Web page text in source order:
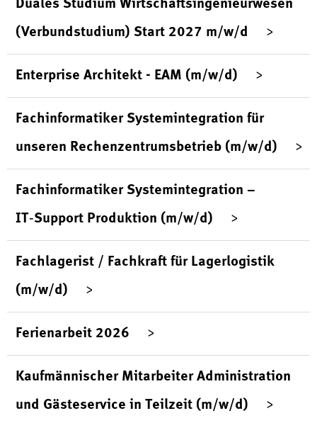
Duales Studium Wirtschaftsingenieurwesen
(Verbundstudium) Start 2027 m/w/d
Enterprise Architekt - EAM (m/w/d)
Fachinformatiker Systemintegration für
unseren Rechenzentrumsbetrieb (m/w/d)
Fachinformatiker Systemintegration –
IT‑Support Produktion (m/w/d)
Fachlagerist / Fachkraft für Lagerlogistik
(m/w/d)
Ferienarbeit 2026
Kaufmännischer Mitarbeiter Administration
und Gästeservice in Teilzeit (m/w/d)